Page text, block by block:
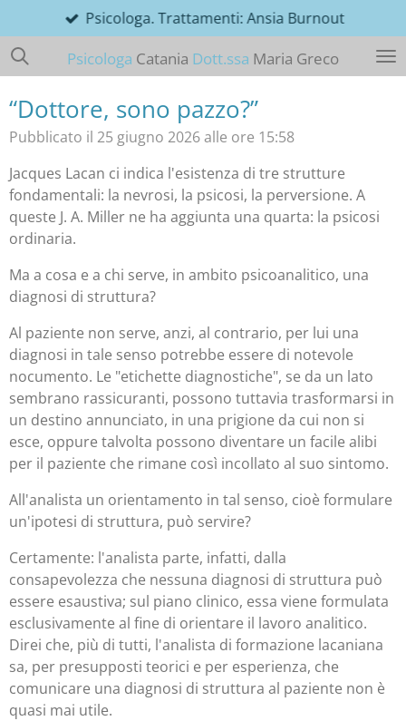
al
contenutoPsicologa Catania Dott.ssa Maria Greco
Psicologa. Trattamenti: Ansia Burnout
“Dottore, sono pazzo?”
Pubblicato il 25 giugno 2026 alle ore 15:58
Jacques Lacan ci indica l'esistenza di tre strutture
fondamentali: la nevrosi, la psicosi, la perversione. A
queste J. A. Miller ne ha aggiunta una quarta: la psicosi
ordinaria.
Ma a cosa e a chi serve, in ambito psicoanalitico, una
diagnosi di struttura?
Al paziente non serve, anzi, al contrario, per lui una
diagnosi in tale senso potrebbe essere di notevole
nocumento. Le "etichette diagnostiche", se da un lato
sembrano rassicuranti, possono tuttavia trasformarsi in
un destino annunciato, in una prigione da cui non si
esce, oppure talvolta possono diventare un facile alibi
per il paziente che rimane così incollato al suo sintomo.
All'analista un orientamento in tal senso, cioè formulare
un'ipotesi di struttura, può servire?
Certamente: l'analista parte, infatti, dalla
consapevolezza che nessuna diagnosi di struttura può
essere esaustiva; sul piano clinico, essa viene formulata
esclusivamente al fine di orientare il lavoro analitico.
Direi che, più di tutti, l'analista di formazione lacaniana
sa, per presupposti teorici e per esperienza, che
comunicare una diagnosi di struttura al paziente non è
quasi mai utile.